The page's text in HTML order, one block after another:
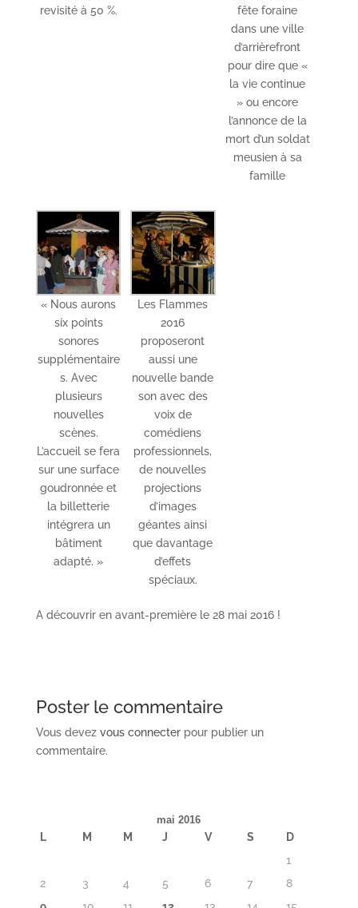
revisité à 50 %.
fête foraine
dans une ville
d’arrièrefront
pour dire que «
la vie continue
» ou encore
l’annonce de la
mort d’un soldat
meusien à sa
famille
« Nous aurons
six points
sonores
supplémentaire
s. Avec
plusieurs
nouvelles
scènes.
L’accueil se fera
sur une surface
goudronnée et
la billetterie
intégrera un
bâtiment
adapté. »
Les Flammes
2016
proposeront
aussi une
nouvelle bande
son avec des
voix de
comédiens
professionnels,
de nouvelles
projections
d’images
géantes ainsi
que davantage
d’effets
spéciaux.
A découvrir en avant-première le 28 mai 2016 !
Poster le commentaire
Vous devez vous connecterpour publier un
commentaire.
mai 2016
L M M J V S
D
1
2
3 4 5 6 7
8